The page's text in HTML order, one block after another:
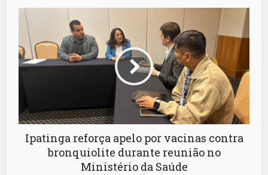
Ipatinga reforça apelo por vacinas contra
bronquiolite durante reunião no
Ministério da Saúde